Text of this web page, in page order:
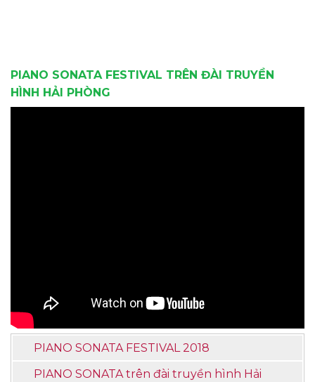
PIANO SONATA FESTIVAL TRÊN ĐÀI TRUYỀN
HÌNH HẢI PHÒNG
PIANO SONATA FESTIVAL 2018
PIANO SONATA trên đài truyền hình Hải